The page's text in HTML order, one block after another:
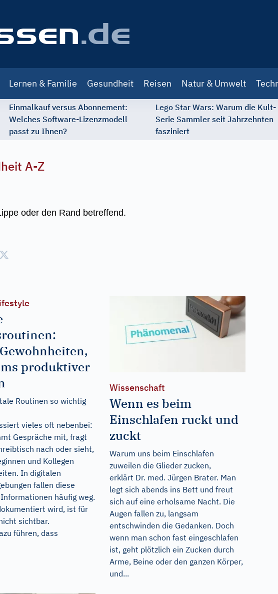
Lernen & Familie Gesundheit Reisen Natur & Umwelt
Einmalkauf versus Abonnement:
Welches Software-Lizenzmodell
passt zu Ihnen?
Lego Star Wars: Warum die Kult-
Serie Sammler seit Jahrzehnten
fasziniert
A-Z
oder den Rand betreffend.
produktiver
Routinen so wichtig
vieles oft nebenbei:
Gespräche mit, fragt
nach oder sieht,
und Kollegen
In digitalen
fallen diese
häufig weg.
wird, ist für
sichtbar.
führen, dass
Wissenschaft
Wenn es beim
Einschlafen ruckt und
zuckt
Warum uns beim Einschlafen
zuweilen die Glieder zucken,
erklärt Dr. med. Jürgen Brater. Man
legt sich abends ins Bett und freut
sich auf eine erholsame Nacht. Die
Augen fallen zu, langsam
entschwinden die Gedanken. Doch
wenn man schon fast eingeschlafen
ist, geht plötzlich ein Zucken durch
Arme, Beine oder den ganzen Körper,
und...